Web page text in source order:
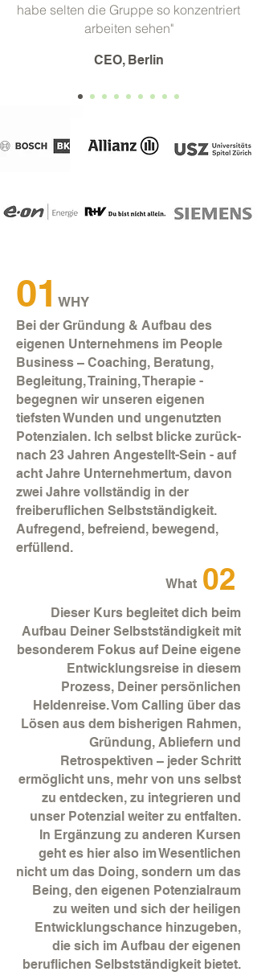
habe selten die Gruppe so konzentriert
arbeiten sehen"
CEO, Berlin
01 WHY
Bei der Gründung & Aufbau des
eigenen Unternehmens im People
Business – Coaching, Beratung,
Begleitung, Training, Therapie -
begegnen wir unseren eigenen
tiefsten Wunden und ungenutzten
Potenzialen. Ich selbst blicke zurück-
nach 23 Jahren Angestellt-Sein - auf
acht Jahre Unternehmertum, davon
zwei Jahre vollständig in der
freiberuflichen Selbstständigkeit.
Aufregend, befreiend, bewegend,
erfüllend.
What 02
Dieser Kurs begleitet dich beim
Aufbau Deiner Selbstständigkeit mit
besonderem Fokus auf Deine eigene
Entwicklungsreise in diesem
Prozess, Deiner persönlichen
Heldenreise. Vom Calling über das
Lösen aus dem bisherigen Rahmen,
Gründung, Abliefern und
Retrospektiven – jeder Schritt
ermöglicht uns, mehr von uns selbst
zu entdecken, zu integrieren und
unser Potenzial weiter zu entfalten.
In Ergänzung zu anderen Kursen
geht es hier also im Wesentlichen
nicht um das Doing, sondern um das
Being, den eigenen Potenzialraum
zu weiten und sich der heiligen
Entwicklungschance hinzugeben,
die sich im Aufbau der eigenen
beruflichen Selbstständigkeit bietet.